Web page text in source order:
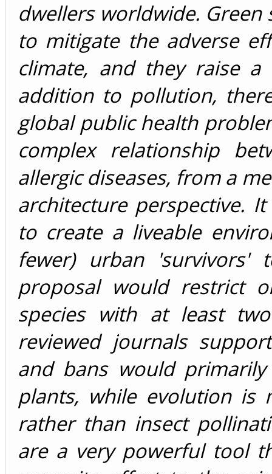
dwellers worldwide. Green
to mitigate the adverse
climate, and they raise
addition to pollution,
global public health
complex relationship
allergic diseases, from a
architecture perspective.
to create a liveable
fewer) urban 'survivors'
proposal would restrict
species with at least
reviewed journals
and bans would
plants, while evolution is
rather than insect
are a very powerful tool